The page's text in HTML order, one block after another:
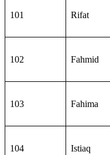
101 Rifat
102 Fahmid
103 Fahima
104 Istiaq